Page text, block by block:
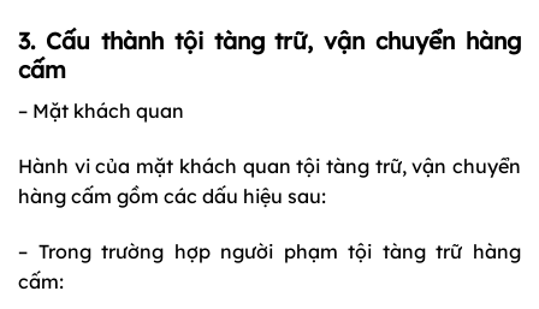
3. Cấu thành tội tàng trữ, vận chuyển hàng
cấm
– Mặt khách quan
Hành vi của mặt khách quan tội tàng trữ, vận chuyển
hàng cấm gồm các dấu hiệu sau:
– Trong trường hợp người phạm tội tàng trữ hàng
cấm: